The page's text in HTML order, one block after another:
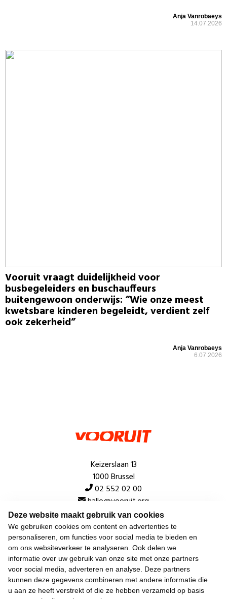
Deze website maakt gebruik van cookies
We gebruiken cookies om content en advertenties te
personaliseren, om functies voor social media te bieden en
om ons websiteverkeer te analyseren. Ook delen we
informatie over uw gebruik van onze site met onze partners
voor social media, adverteren en analyse. Deze partners
kunnen deze gegevens combineren met andere informatie die
u aan ze heeft verstrekt of die ze hebben verzameld op basis
Anja Vanrobaeys
14.07.2026
Vooruit vraagt duidelijkheid voor
busbegeleiders en buschauffeurs
buitengewoon onderwijs: “Wie onze meest
kwetsbare kinderen begeleidt, verdient zelf
ook zekerheid”
Anja Vanrobaeys
6.07.2026
Keizerslaan 13
1000 Brussel
02 552 02 00
hallo@vooruit.org
Snel
Over de beweging
Algemeen